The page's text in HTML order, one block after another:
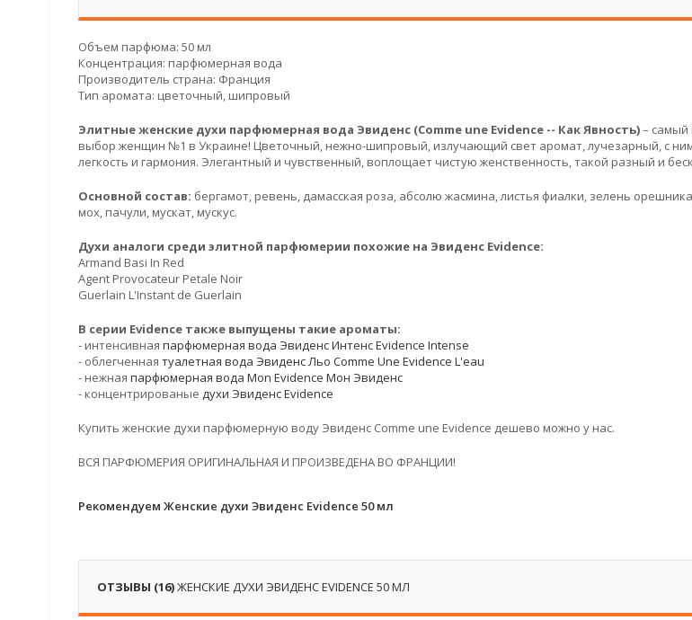
Объем парфюма: 50 мл
Концентрация: парфюмерная вода
Производитель страна: Франция
Тип аромата: цветочный, шипровый
Элитные женские духи парфюмерная вода Эвиденс (Comme une Evidence -- Как Явность)– самый
выбор женщин №1 в Украине! Цветочный, нежно-шипровый, излучающий свет аромат, лучезарный, с
легкость и гармония. Элегантный и чувственный, воплощает чистую женственность, такой разный и
Основной состав: бергамот, ревень, дамасская роза, абсолю жасмина, листья фиалки, зелень
мох, пачули, мускат, мускус.
Духи аналоги среди элитной парфюмерии похожие на Эвиденс Evidence:
Armand Basi In Red
Agent Provocateur Petale Noir
Guerlain L'Instant de Guerlain
В серии Evidence также выпущены такие ароматы:
- интенсивная парфюмерная вода Эвиденс Интенс Evidence Intense
- облегченная туалетная вода Эвиденс Льо Comme Une Evidence L'eau
- нежная парфюмерная вода Mon Evidence Мон Эвиденс
- концентрированые духи Эвиденс Evidence
Купить женские духи парфюмерную воду Эвиденс Comme une Evidence дешево можно у нас.
ВСЯ ПАРФЮМЕРИЯ ОРИГИНАЛЬНАЯ И ПРОИЗВЕДЕНА ВО ФРАНЦИИ!
Рекомендуем Женские духи Эвиденс Evidence 50 мл
ОТЗЫВЫ (16)ЖЕНСКИЕ ДУХИ ЭВИДЕНС EVIDENCE 50 МЛ